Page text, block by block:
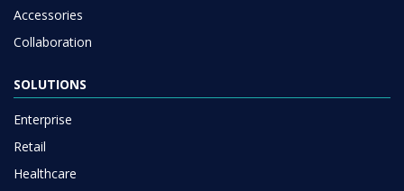
Accessories
Collaboration
SOLUTIONS
Enterprise
Retail
Healthcare